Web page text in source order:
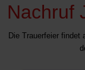
Nachruf
Die Trauerfeier findet